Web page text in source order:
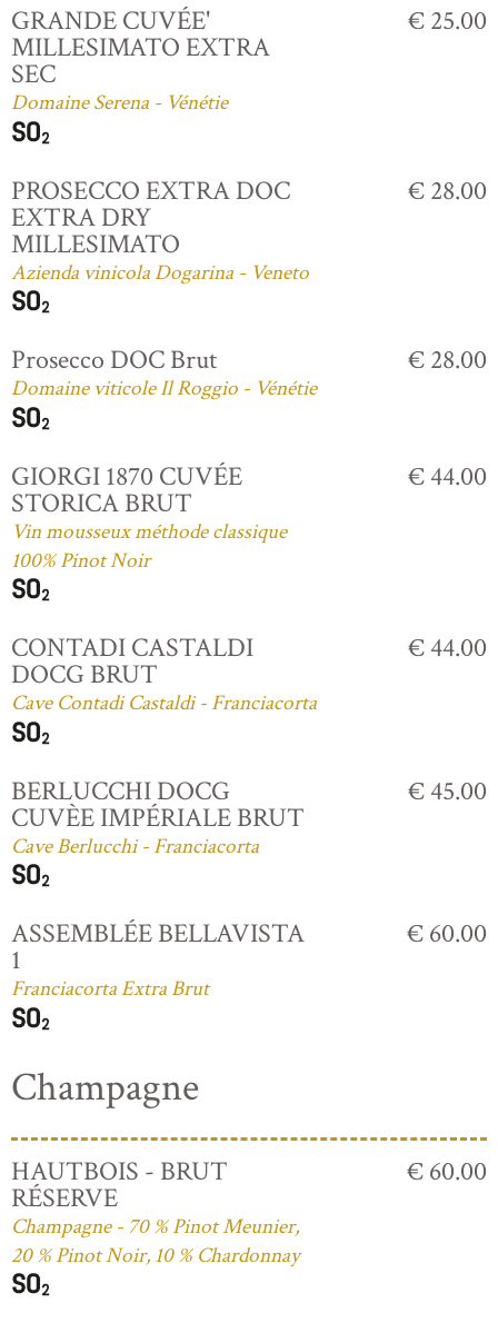
GRANDE CUVÉE'
MILLESIMATO EXTRA
SEC
Domaine Serena - Vénétie
€ 25.00
PROSECCO EXTRA DOC
EXTRA DRY
MILLESIMATO
Azienda vinicola Dogarina - Veneto
€ 28.00
Prosecco DOC Brut
Domaine viticole Il Roggio - Vénétie
€ 28.00
GIORGI 1870 CUVÉE
STORICA BRUT
Vin mousseux méthode classique
100% Pinot Noir
€ 44.00
CONTADI CASTALDI
DOCG BRUT
Cave Contadi Castaldi - Franciacorta
€ 44.00
BERLUCCHI DOCG
CUVÈE IMPÉRIALE BRUT
Cave Berlucchi - Franciacorta
€ 45.00
ASSEMBLÉE BELLAVISTA
1
Franciacorta Extra Brut
€ 60.00
Champagne
HAUTBOIS - BRUT
RÉSERVE
Champagne - 70 % Pinot Meunier,
20 % Pinot Noir, 10 % Chardonnay
€ 60.00